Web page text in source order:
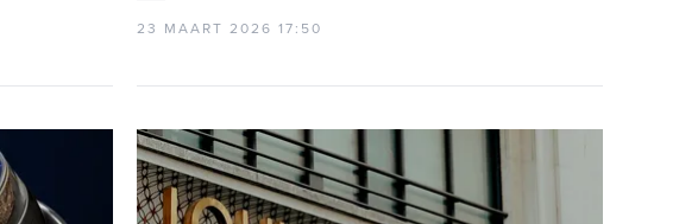
23 MAART 2026 17:50